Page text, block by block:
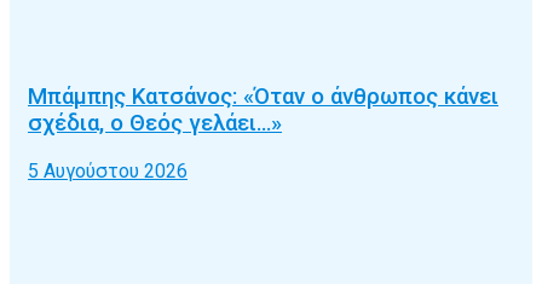
Μπάμπης Κατσάνος: «Όταν ο άνθρωπος κάνει
σχέδια, ο Θεός γελάει…»
5 Αυγούστου 2026